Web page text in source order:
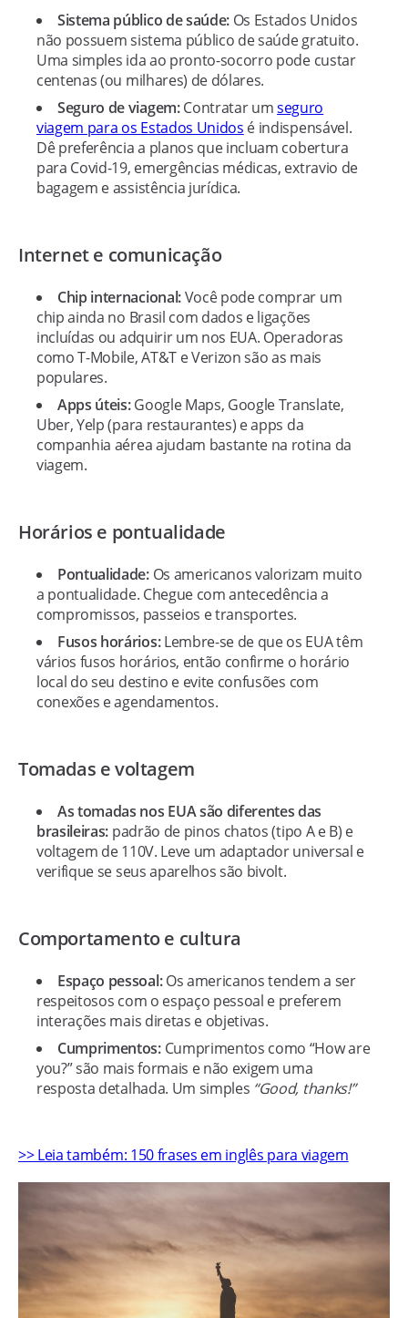
Sistema público de saúde: Os Estados Unidos
não possuem sistema público de saúde gratuito.
Uma simples ida ao pronto-socorro pode custar
centenas (ou milhares) de dólares.
Seguro de viagem:Contratar umseguro
viagem para os Estados Unidos é indispensável.
Dê preferência a planos que incluam cobertura
para Covid-19, emergências médicas, extravio de
bagagem e assistência jurídica.
Internet e comunicação
Chip internacional:Você pode comprar um
chip ainda no Brasil com dados e ligações
incluídas ou adquirir um nos EUA. Operadoras
como T-Mobile, AT&T e Verizon são as mais
populares.
Apps úteis:Google Maps, Google Translate,
Uber, Yelp (para restaurantes) e apps da
companhia aérea ajudam bastante na rotina da
viagem.
Horários e pontualidade
Pontualidade:Os americanos valorizam muito
a pontualidade. Chegue com antecedência a
compromissos, passeios e transportes.
Fusos horários:Lembre-se de que os EUA têm
vários fusos horários, então confirme o horário
local do seu destino e evite confusões com
conexões e agendamentos.
Tomadas e voltagem
As tomadas nos EUA são diferentes das
brasileiras: padrão de pinos chatos (tipo A e B) e
voltagem de 110V. Leve um adaptador universal e
verifique se seus aparelhos são bivolt.
Comportamento e cultura
Espaço pessoal:Os americanos tendem a ser
respeitosos com o espaço pessoal e preferem
interações mais diretas e objetivas.
Cumprimentos:Cumprimentos como “How are
you?” são mais formais e não exigem uma
resposta detalhada. Um simples “Good, thanks!”
>> Leia também: 150 frases em inglês para viagem